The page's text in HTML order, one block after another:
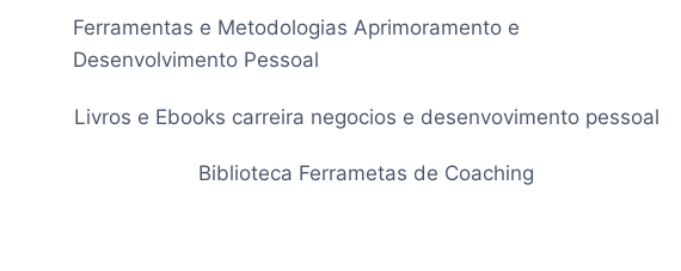
Conteúdo
Ferramentas e Metodologias Aprimoramento e
Desenvolvimento Pessoal
Livros e Ebooks carreira negocios e desenvovimento pessoal
Biblioteca Ferrametas de Coaching